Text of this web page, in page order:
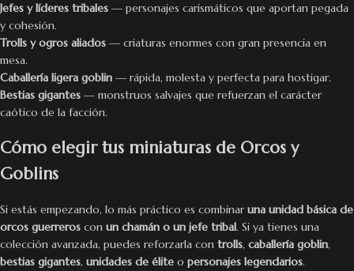
Jefes y líderes tribales — personajes carismáticos que aportan pegada
y cohesión.
Trolls y ogros aliados — criaturas enormes con gran presencia en
mesa.
Caballería ligera goblin — rápida, molesta y perfecta para hostigar.
Bestias gigantes — monstruos salvajes que refuerzan el carácter
caótico de la facción.
Cómo elegir tus miniaturas de Orcos y
Goblins
Si estás empezando, lo más práctico es combinaruna unidad básica de
orcos guerreros con un chamán o un jefe tribal. Si ya tienes una
colección avanzada, puedes reforzarla con trolls, caballería goblin,
bestias gigantes, unidades de élite o personajes legendarios.